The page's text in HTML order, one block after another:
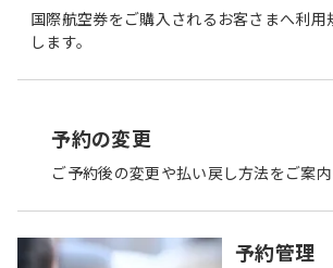
国際航空券をご購入されるお客さまへ利用
します。
予約の変更
ご予約後の変更や払い戻し方法をご案内
予約管理